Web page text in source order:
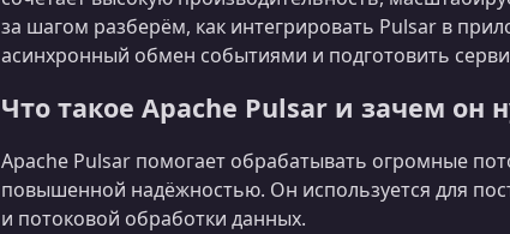
за шагом разберём, как интегрировать Pulsar в
асинхронный обмен событиями и подготовить
Что такое Apache Pulsar и зачем он
Apache Pulsar помогает обрабатывать огромные
повышенной надёжностью. Он используется для
и потоковой обработки данных.